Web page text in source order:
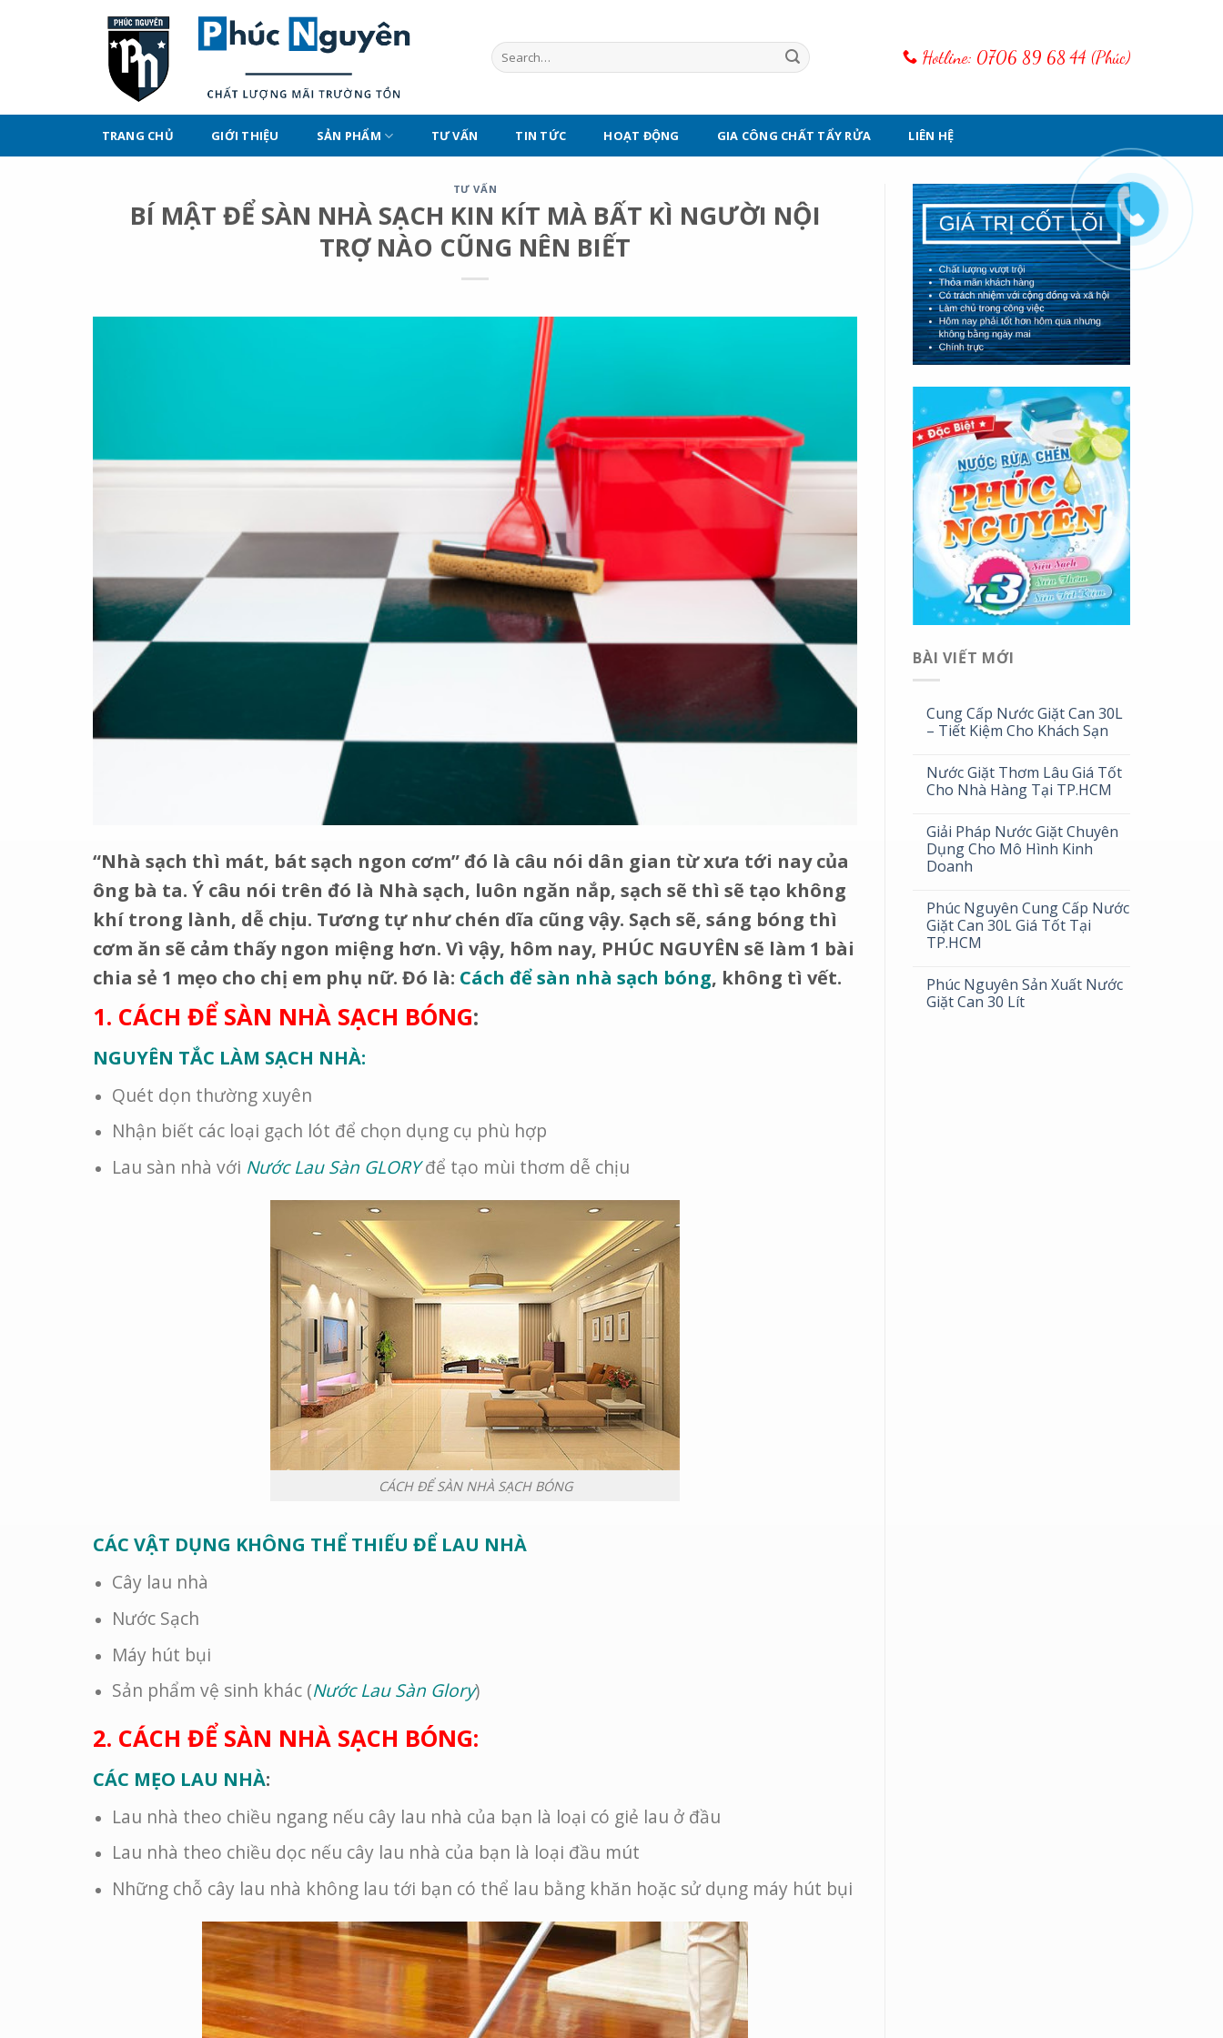
Hotline: 0706 89 68 44 (Phúc)
TRANG CHỦ GIỚI THIỆU SẢN PHẨM TƯ VẤN TIN TỨC HOẠT ĐỘNG GIA CÔNG CHẤT TẨY RỬA LIÊN HỆ
TƯ VẤN
BÍ MẬT ĐỂ SÀN NHÀ SẠCH KIN KÍT MÀ BẤT KÌ NGƯỜI NỘI
TRỢ NÀO CŨNG NÊN BIẾT
“Nhà sạch thì mát, bát sạch ngon cơm” đó là câu nói dân gian từ xưa tới nay của
ông bà ta. Ý câu nói trên đó là Nhà sạch, luôn ngăn nắp, sạch sẽ thì sẽ tạo không
khí trong lành, dễ chịu. Tương tự như chén dĩa cũng vậy. Sạch sẽ, sáng bóng thì
cơm ăn sẽ cảm thấy ngon miệng hơn. Vì vậy, hôm nay, PHÚC NGUYÊN sẽ làm 1 bài
chia sẻ 1 mẹo cho chị em phụ nữ. Đó là: Cách để sàn nhà sạch bóng, không tì vết.
1. CÁCH ĐỂ SÀN NHÀ SẠCH BÓNG:
NGUYÊN TẮC LÀM SẠCH NHÀ:
Quét dọn thường xuyên
Nhận biết các loại gạch lót để chọn dụng cụ phù hợp
Lau sàn nhà với Nước Lau Sàn GLORYđể tạo mùi thơm dễ chịu
CÁCH ĐỂ SÀN NHÀ SẠCH BÓNG
CÁC VẬT DỤNG KHÔNG THỂ THIẾU ĐỂ LAU NHÀ
Cây lau nhà
Nước Sạch
Máy hút bụi
Sản phẩm vệ sinh khác (Nước Lau Sàn Glory)
2. CÁCH ĐỂ SÀN NHÀ SẠCH BÓNG:
CÁC MẸO LAU NHÀ:
Lau nhà theo chiều ngang nếu cây lau nhà của bạn là loại có giẻ lau ở đầu
Lau nhà theo chiều dọc nếu cây lau nhà của bạn là loại đầu mút
Những chỗ cây lau nhà không lau tới bạn có thể lau bằng khăn hoặc sử dụng máy hút bụi
BÀI VIẾT MỚI
Cung Cấp Nước Giặt Can 30L
– Tiết Kiệm Cho Khách Sạn
Nước Giặt Thơm Lâu Giá Tốt
Cho Nhà Hàng Tại TP.HCM
Giải Pháp Nước Giặt Chuyên
Dụng Cho Mô Hình Kinh
Doanh
Phúc Nguyên Cung Cấp Nước
Giặt Can 30L Giá Tốt Tại
TP.HCM
Phúc Nguyên Sản Xuất Nước
Giặt Can 30 Lít